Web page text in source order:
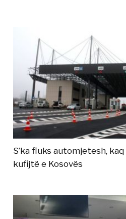
S’ka fluks automjetesh,
kufijtë e Kosovës